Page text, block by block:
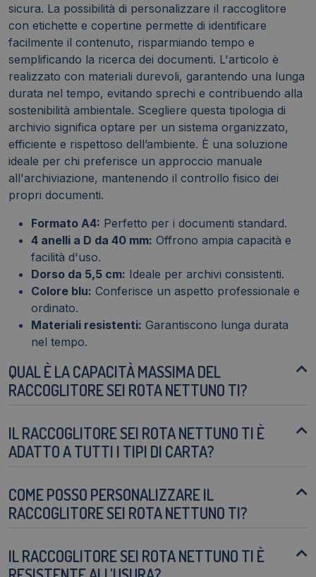
sicura. La possibilità di personalizzare il raccoglitore
con etichette e copertine permette di identificare
facilmente il contenuto, risparmiando tempo e
semplificando la ricerca dei documenti. L'articolo è
realizzato con materiali durevoli, garantendo una lunga
durata nel tempo, evitando sprechi e contribuendo alla
sostenibilità ambientale. Scegliere questa tipologia di
archivio significa optare per un sistema organizzato,
efficiente e rispettoso dell’ambiente. È una soluzione
ideale per chi preferisce un approccio manuale
all'archiviazione, mantenendo il controllo fisico dei
propri documenti.
Formato A4: Perfetto per i documenti standard.
4 anelli a D da 40 mm: Offrono ampia capacità e
facilità d'uso.
Dorso da 5,5 cm: Ideale per archivi consistenti.
Colore blu: Conferisce un aspetto professionale e
ordinato.
Materiali resistenti: Garantiscono lunga durata
nel tempo.
QUAL È LA CAPACITÀ MASSIMA DEL
RACCOGLITORE SEI ROTA NETTUNO TI?
IL RACCOGLITORE SEI ROTA NETTUNO TI È
ADATTO A TUTTI I TIPI DI CARTA?
COME POSSO PERSONALIZZARE IL
RACCOGLITORE SEI ROTA NETTUNO TI?
IL RACCOGLITORE SEI ROTA NETTUNO TI È